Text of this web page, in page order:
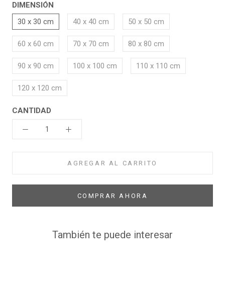
DIMENSIÓN
30 x 30 cm
40 x 40 cm 50 x 50 cm
60 x 60 cm 70 x 70 cm 80 x 80 cm
90 x 90 cm 100 x 100 cm 110 x 110 cm
120 x 120 cm
CANTIDAD
AGREGAR AL CARRITO
COMPRAR AHORA
También te puede interesar